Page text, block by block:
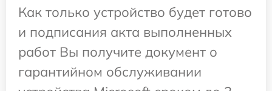
Как только устройство будет готово
и подписания акта выполненных
работ Вы получите документ о
гарантийном обслуживании